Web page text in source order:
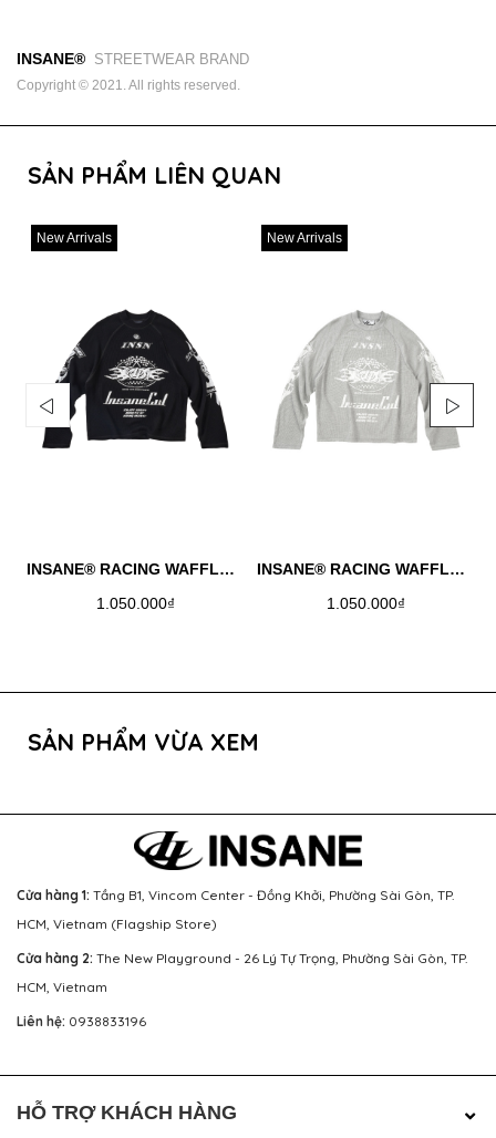
INSANE® STREETWEAR BRAND
Copyright © 2021. All rights reserved.
SẢN PHẨM LIÊN QUAN
New Arrivals
INSANE® RACING WAFFLE LONGSLEEVE - BLACK
1.050.000₫
New Arrivals
INSANE® RACING WAFFLE LONGSLEEVE - MELANGE
1.050.000₫
SẢN PHẨM VỪA XEM
Cửa hàng 1: Tầng B1, Vincom Center - Đồng Khởi, Phường Sài Gòn, TP.
HCM, Vietnam (Flagship Store)
Cửa hàng 2: The New Playground - 26 Lý Tự Trọng, Phường Sài Gòn, TP.
HCM, Vietnam
Liên hệ: 0938833196
HỖ TRỢ KHÁCH HÀNG